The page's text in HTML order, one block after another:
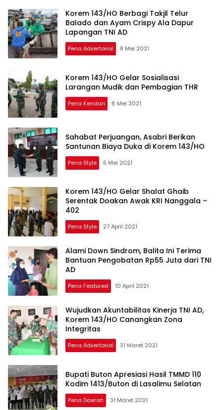
Korem 143/HO Berbagi Takjil Telur
Balado dan Ayam Crispy Ala Dapur
Lapangan TNI AD
Pena Advertorial 8 Mei 2021
Korem 143/HO Gelar Sosialisasi
Larangan Mudik dan Pembagian THR
Pena Kendari 6 Mei 2021
Sahabat Perjuangan, Asabri Berikan
Santunan Biaya Duka di Korem 143/HO
Pena Style 5 Mei 2021
Korem 143/HO Gelar Shalat Ghaib
Serentak Doakan Awak KRI Nanggala –
402
Pena Style 27 April 2021
Alami Down Sindrom, Balita Ini Terima
Bantuan Pengobatan Rp55 Juta dari TNI
AD
Pena Featured 10 April 2021
Wujudkan Akuntabilitas Kinerja TNI AD,
Korem 143/HO Canangkan Zona
Integritas
Pena Advertorial 31 Maret 2021
Bupati Buton Apresiasi Hasil TMMD 110
Kodim 1413/Buton di Lasalimu Selatan
Pena Daerah 31 Maret 2021